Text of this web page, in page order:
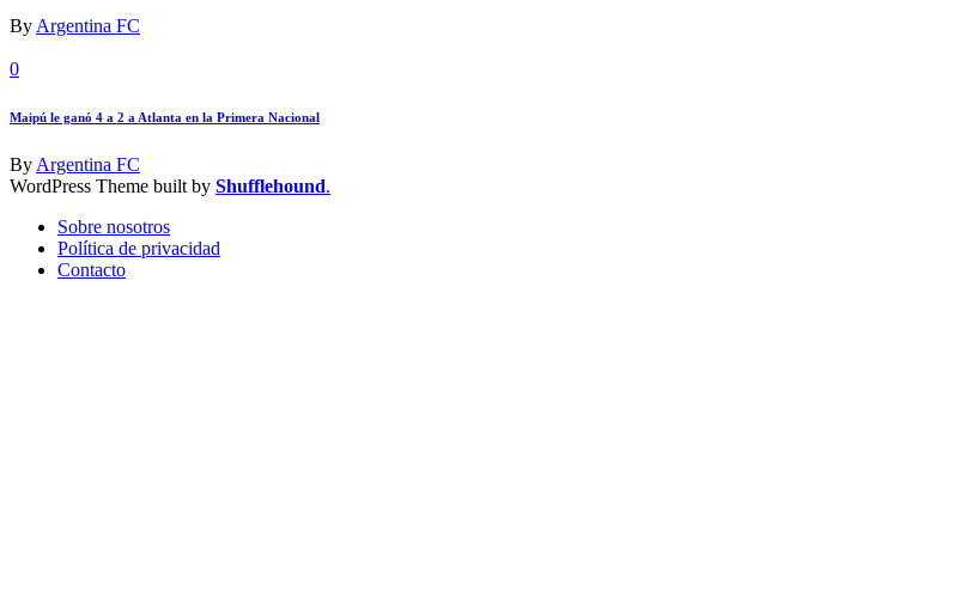
ByArgentina FC
0
Maipú le ganó 4 a 2 a Atlanta en la Primera Nacional
ByArgentina FC
WordPress Theme built by Shufflehound.
Sobre nosotros
Política de privacidad
Contacto